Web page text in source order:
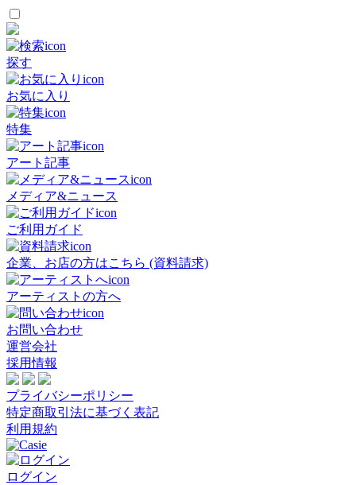
探す
お気に入り
特集
アート記事
メディア&ニュース
ご利用ガイド
企業、お店の方はこちら (資料請求)
アーティストの方へ
お問い合わせ
運営会社
採用情報
プライバシーポリシー
特定商取引法に基づく表記
利用規約
ログイン